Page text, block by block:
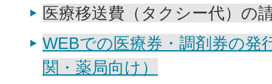
医療移送費（タクシー代）の
WEBでの医療券・調剤券の発
関・薬局向け）